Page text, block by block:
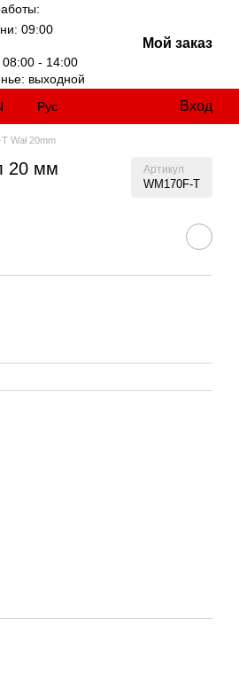
09:00
- 14:00
выходной
Мой заказ
Рус Вход
Wał 20mm
20 мм Артикул
WM170F-T